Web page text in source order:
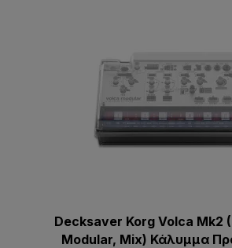
Decksaver Korg Volca Mk2
Modular, Mix) Κάλυμμα